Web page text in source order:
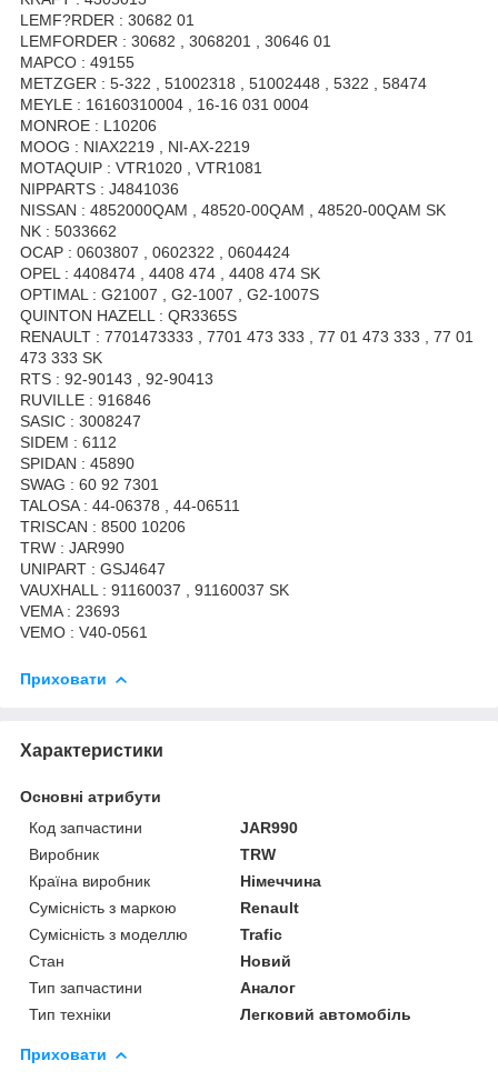
LEMF?RDER : 30682 01
LEMFORDER : 30682 , 3068201 , 30646 01
MAPCO : 49155
METZGER : 5-322 , 51002318 , 51002448 , 5322 , 58474
MEYLE : 16160310004 , 16-16 031 0004
MONROE : L10206
MOOG : NIAX2219 , NI-AX-2219
MOTAQUIP : VTR1020 , VTR1081
NIPPARTS : J4841036
NISSAN : 4852000QAM , 48520-00QAM , 48520-00QAM SK
NK : 5033662
OCAP : 0603807 , 0602322 , 0604424
OPEL : 4408474 , 4408 474 , 4408 474 SK
OPTIMAL : G21007 , G2-1007 , G2-1007S
QUINTON HAZELL : QR3365S
RENAULT : 7701473333 , 7701 473 333 , 77 01 473 333 , 77 01
473 333 SK
RTS : 92-90143 , 92-90413
RUVILLE : 916846
SASIC : 3008247
SIDEM : 6112
SPIDAN : 45890
SWAG : 60 92 7301
TALOSA : 44-06378 , 44-06511
TRISCAN : 8500 10206
TRW : JAR990
UNIPART : GSJ4647
VAUXHALL : 91160037 , 91160037 SK
VEMA : 23693
VEMO : V40-0561
Приховати
Характеристики
Основні атрибути
Код запчастини
JAR990
Виробник
TRW
Країна виробник
Німеччина
Сумісність з маркою
Renault
Сумісність з моделлю
Trafic
Стан
Новий
Тип запчастини
Аналог
Тип техніки
Легковий автомобіль
Приховати